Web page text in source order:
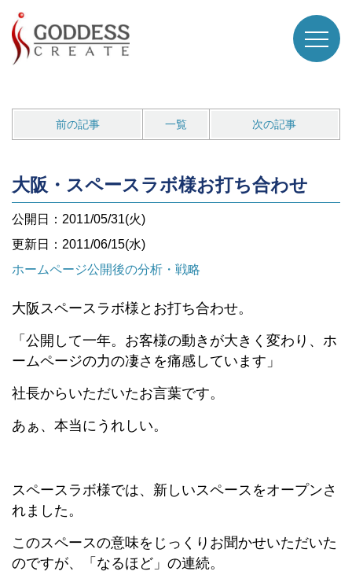
前の記事 一覧 次の記事
大阪・スペースラボ様お打ち合わせ
公開日：2011/05/31(火)
更新日：2011/06/15(水)
ホームページ公開後の分析・戦略
大阪スペースラボ様とお打ち合わせ。
「公開して一年。お客様の動きが大きく変わり、ホ
ームページの力の凄さを痛感しています」
社長からいただいたお言葉です。
あぁ、本当にうれしい。
スペースラボ様では、新しいスペースをオープンさ
れました。
このスペースの意味をじっくりお聞かせいただいた
のですが、「なるほど」の連続。